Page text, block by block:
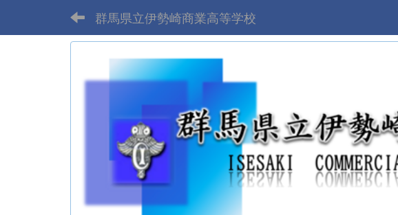
群馬県立伊勢崎商業高等学校